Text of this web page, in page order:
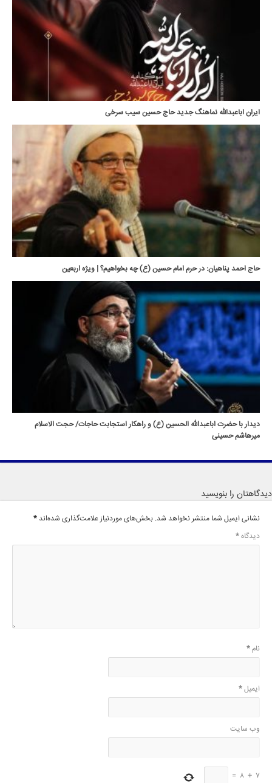
ایران اباعبدالله نماهنگ جدید حاج حسین سیب سرخی
حاج احمد پناهیان: در حرم امام حسین (ع) چه بخواهیم؟ | ویژه اربعین
دیدار با حضرت اباعبدالله الحسین (ع) و راهکار استجابت حاجات/ حجت الاسلام
میرهاشم حسینی
دیدگاهتان را بنویسید
نشانی ایمیل شما منتشر نخواهد شد. بخش‌های موردنیاز علامت‌گذاری شده‌اند *
دیدگاه*
نام*
ایمیل*
وب‌ سایت
7
+
8
=